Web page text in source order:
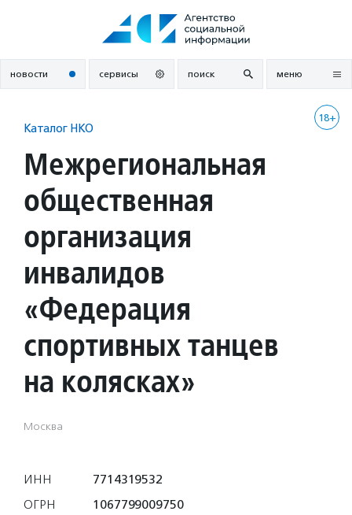
новости сервисы поиск меню
18+
Каталог НКО
Межрегиональная
общественная
организация
инвалидов
«Федерация
спортивных танцев
на колясках»
Москва
ИНН
7714319532
ОГРН
1067799009750